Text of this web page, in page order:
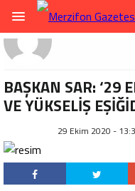
BAŞKAN SAR: ‘29
VE YÜKSELİŞ
29 Ekim 2020 -